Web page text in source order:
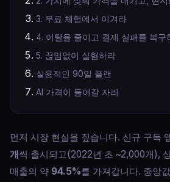
3. 무료 체험에서 이겨라
4. 이탈을 줄이고 결제 실패를 복구
5. 끊임없이 실험하라
실용적인 90일 플랜
AI 가격이 들어갈 자리
먼저 시장 현실을 짚습니다. 신규 구독
개씩 출시되고(2022년 초 ~2,000개),
매출의 약 94.5%를 가져갑니다. 중앙